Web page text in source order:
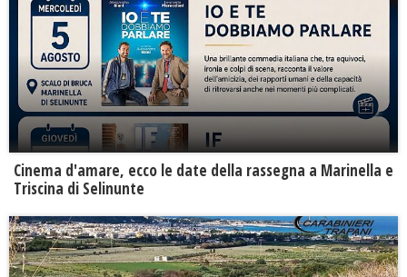
Cinema d'amare, ecco le date della rassegna a Marinella e
Triscina di Selinunte